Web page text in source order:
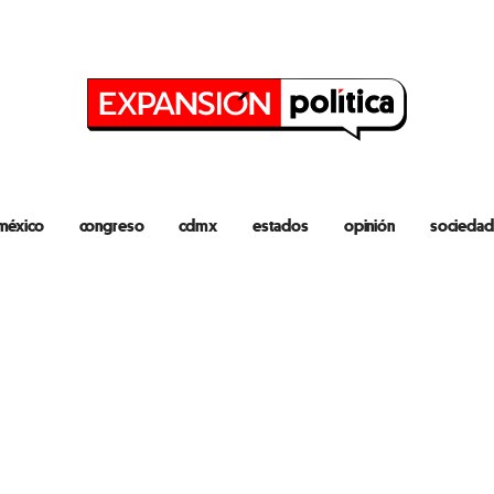
congreso cdmx estados opinión sociedad